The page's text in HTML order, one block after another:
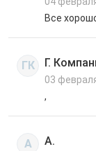
Все
ГК Г.
03
,
А А.